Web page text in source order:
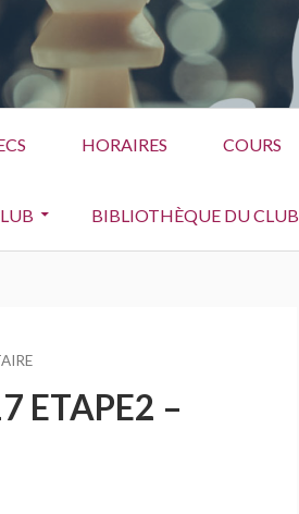
HORAIRES COURS
BIBLIOTHÈQUE DU CLUB
JEUNES
2016-
ETAPE2 –